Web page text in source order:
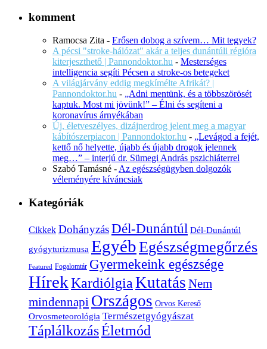
komment
Ramocsa Zita - Erősen dobog a szívem… Mit tegyek?
A pécsi "stroke-hálózat" akár a teljes dunántúli régióra
kiterjeszthető | Pannondoktor.hu - Mesterséges
intelligencia segíti Pécsen a stroke-os betegeket
A világjárvány eddig megkímélte Afrikát? |
Pannondoktor.hu - „Adni mentünk, és a többszörösét
kaptuk. Most mi jövünk!” – Élni és segíteni a
koronavírus árnyékában
Új, életveszélyes, dizájnerdrog jelent meg a magyar
kábítószerpiacon | Pannondoktor.hu - „Levágod a fejét,
kettő nő helyette, újabb és újabb drogok jelennek
meg…” – interjú dr. Sümegi András pszichiáterrel
Szabó Tamásné - Az egészségügyben dolgozók
véleményére kíváncsiak
Kategóriák
Cikkek DohányzásDél-Dunántúl Dél-Dunántúl
gyógyturizmusa EgyébEgészségmegőrzés
Featured Fogalomtár Gyermekeink egészsége
HírekKardiólgia Kutatás Nem
mindennapi Országos Orvos Kereső
Orvosmeteorológia Természetgyógyászat
TáplálkozásÉletmód